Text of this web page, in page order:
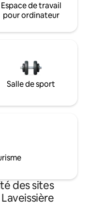
Espace de travail
pour ordinateur
Salle de sport
des sites